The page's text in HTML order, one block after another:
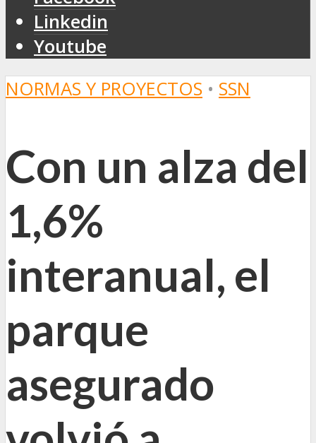
Linkedin
Youtube
NORMAS Y PROYECTOS • SSN
Con un alza del
1,6%
interanual, el
parque
asegurado